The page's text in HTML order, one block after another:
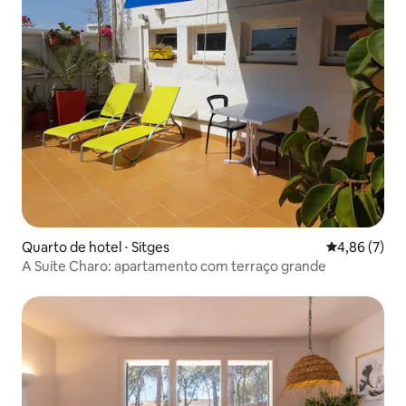
Quarto de hotel ⋅ Sitges 4,86 de uma
4,86 (7)
A Suíte Charo: apartamento com terraço grande